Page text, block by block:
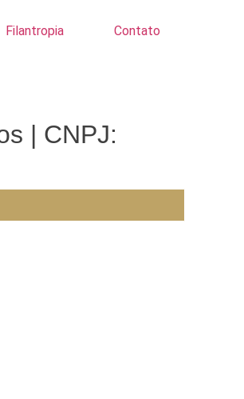
Filantropia Contato
| CNPJ: